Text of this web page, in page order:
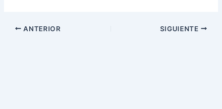
ANTERIOR SIGUIENTE